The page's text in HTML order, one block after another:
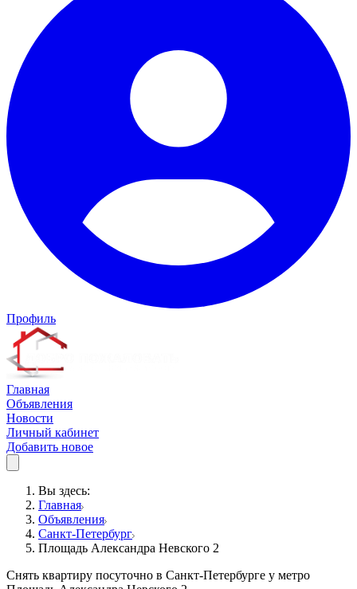
Профиль
Главная
Объявления
Новости
Личный кабинет
Добавить новое
Вы здесь:
Главная
Объявления
Санкт-Петербург
Площадь Александра Невского 2
Снять квартиру посуточно в Санкт-Петербурге у метро